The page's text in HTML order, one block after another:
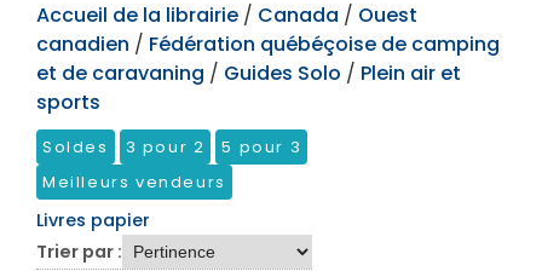
Accueil de la librairie / Canada / Ouest
canadien / Fédération québéçoise de camping
et de caravaning / Guides Solo / Plein air et
sports
Soldes 3 pour 2
5 pour 3
Meilleurs vendeurs
Livres papier
Trier par :